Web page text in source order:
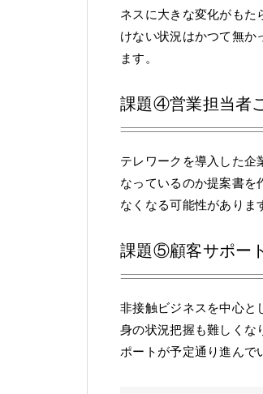
ネスに大きな変化がもた
けない状況はかつて無か
ます。
課題④営業担当者
テレワークを導入した企
なっているのか提案書を
なくなる可能性がありま
課題⑤顧客サポー
非接触ビジネスを中心と
身の状況把握も難しくな
ポートが予定通り進んで